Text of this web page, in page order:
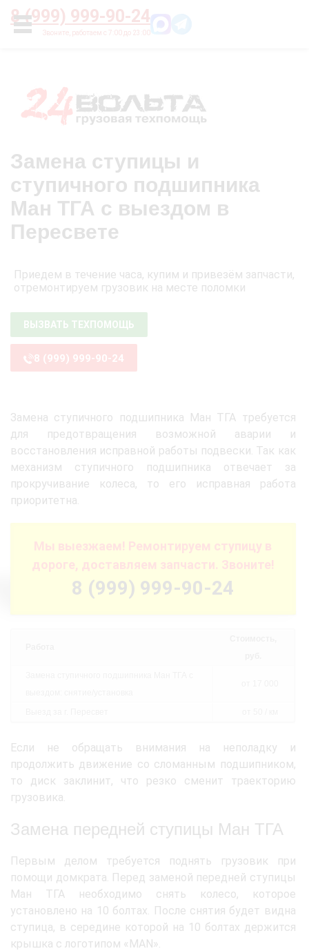
8 (999) 999-90-24
УСЛУГИ
Главная О нас Цены
Замена ступицы и
ступичного подшипника
Ман ТГА с выездом в
Пересвете
Приедем в течение часа, купим и привезём запчасти,
отремонтируем грузовик на месте поломки
ВЫЗВАТЬ ТЕХПОМОЩЬ
8 (999) 999-90-24
Замена ступичного подшипника Ман ТГА требуется
для предотвращения возможной аварии и
восстановления исправной работы подвески. Так как
механизм ступичного подшипника отвечает за
прокручивание колеса, то его исправная работа
приоритетна.
Мы выезжаем! Ремонтируем ступицу в
дороге, доставляем запчасти. Звоните!
8 (999) 999-90-24
Если не обращать внимания на неполадку и
продолжить движение со сломанным подшипником,
то диск заклинит, что резко сменит траекторию
грузовика.
Замена передней ступицы Ман ТГА
Первым делом требуется поднять грузовик при
помощи домкрата. Перед заменой передней ступицы
Ман ТГА необходимо снять колесо, которое
установлено на 10 болтах. После снятия будет видна
ступица, в середине которой на 10 болтах держится
крышка с логотипом «MAN».